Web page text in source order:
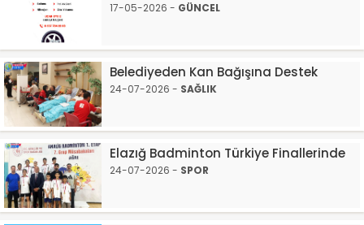
17-05-2026 - GÜNCEL
Belediyeden Kan Bağışına Destek
24-07-2026 - SAĞLIK
Elazığ Badminton Türkiye Finallerinde
24-07-2026 - SPOR